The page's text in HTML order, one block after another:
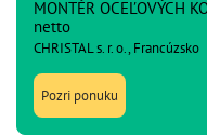
MONTÉR OCEĽOVÝCH
netto
CHRISTAL s. r. o., Francúzsko
Pozri ponuku